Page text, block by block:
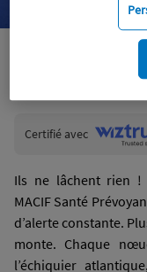
Certifié avecWiztrust
trusted
Ils ne lâchent rien !
MACIF Santé
d’alerte constante.
monte. Chaque
l’échiquier